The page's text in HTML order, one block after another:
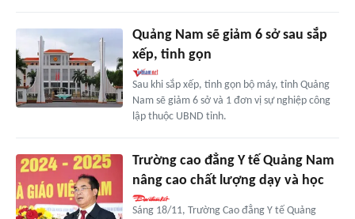
Quảng Nam sẽ giảm 6 sở sau sắp
xếp, tinh gọn
Sau khi sắp xếp, tinh gọn bộ máy, tỉnh Quảng
Nam sẽ giảm 6 sở và 1 đơn vị sự nghiệp công
lập thuộc UBND tỉnh.
Trường cao đẳng Y tế Quảng Nam
nâng cao chất lượng dạy và học
Sáng 18/11, Trường Cao đẳng Y tế Quảng